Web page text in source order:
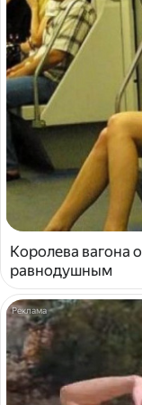
Королева вагона
равнодушным